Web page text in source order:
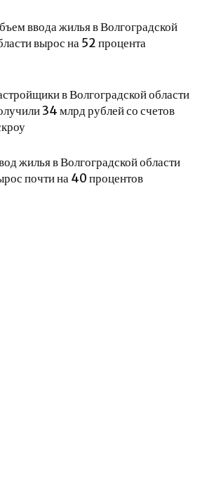
ввода жилья в Волгоградской
вырос на 52 процента
в Волгоградской области
34 млрд рублей со счетов
жилья в Волгоградской области
почти на 40 процентов